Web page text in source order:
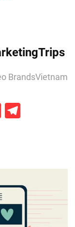
BrandsVietnam